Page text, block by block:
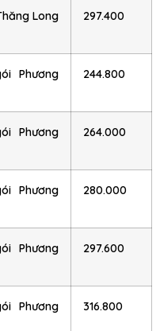
Long
297.400
Phương
244.800
Phương
264.000
Phương
280.000
Phương
297.600
Phương
316.800